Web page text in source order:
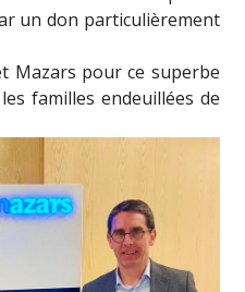
un don particulièrement
Mazars pour ce superbe
familles endeuillées de